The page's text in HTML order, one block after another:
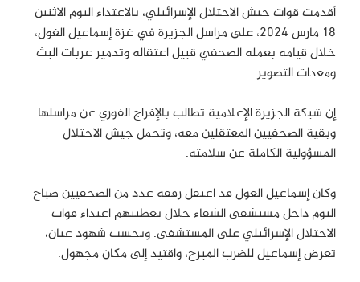
أقدمت قوات جيش الاحتلال الإسرائيلي، بالاعتداء اليوم الاثنين
18 مارس 2024، على مراسل الجزيرة في غزة إسماعيل الغول،
خلال قيامه بعمله الصحفي قبيل اعتقاله وتدمير عربات البث
ومعدات التصوير.
إن شبكة الجزيرة الإعلامية تطالب بالإفراج الفوري عن مراسلها
وبقية الصحفيين المعتقلين معه، وتحمل جيش الاحتلال
المسؤولية الكاملة عن سلامته.
وكان إسماعيل الغول قد اعتقل رفقة عدد من الصحفيين صباح
اليوم داخل مستشفى الشفاء خلال تغطيتهم اعتداء قوات
الاحتلال الإسرائيلي على المستشفى. وبحسب شهود عيان،
تعرض إسماعيل للضرب المبرح، واقتيد إلى مكان مجهول.